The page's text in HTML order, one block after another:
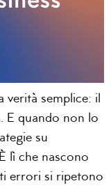
verità semplice: il
E quando non lo
su
lì che nascono
errori si ripetono